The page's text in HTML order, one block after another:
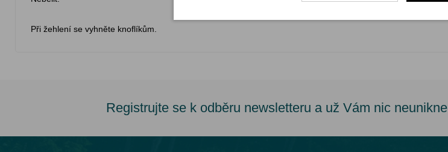
Při žehlení se vyhněte knoflíkům.
Registrujte se k odběru newsletteru a už Vám nic neunikne